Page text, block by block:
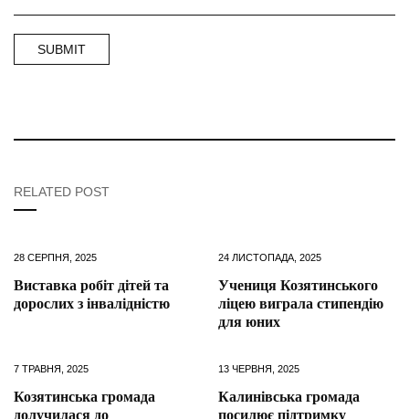
RELATED POST
28 СЕРПНЯ, 2025
Виставка робіт дітей та
дорослих з інвалідністю
24 ЛИСТОПАДА, 2025
Учениця Козятинського
ліцею виграла стипендію
для юних
7 ТРАВНЯ, 2025
Козятинська громада
долучилася до
13 ЧЕРВНЯ, 2025
Калинівська громада
посилює підтримку